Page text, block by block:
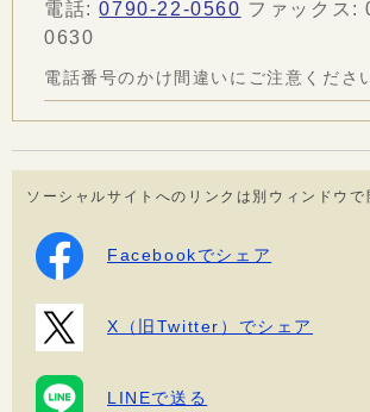
電話:0790-22-0560 ファックス:
0630
電話番号のかけ間違いにご注意くださ
ソーシャルサイトへのリンクは別ウィンドウで
Facebookでシェア
X（旧Twitter）でシェア
LINEで送る